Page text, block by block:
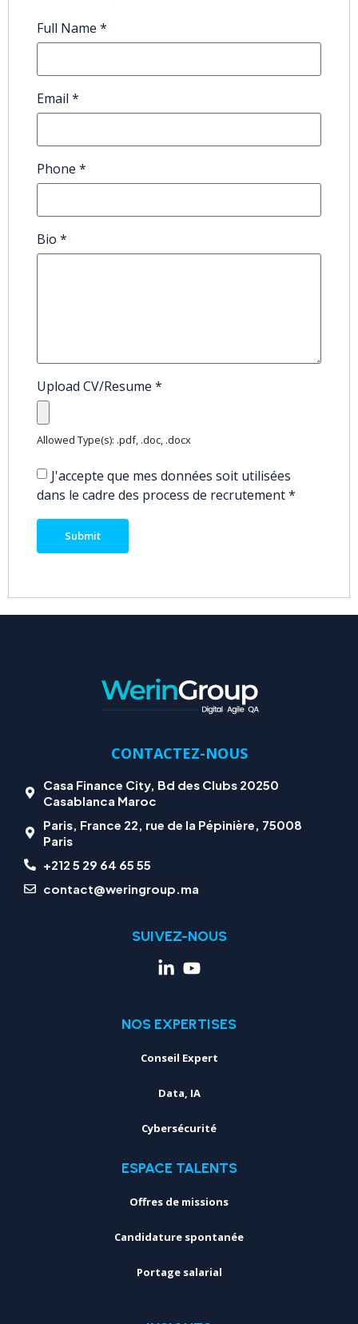
Full Name *
Email *
Phone *
Bio *
Upload CV/Resume *
Allowed Type(s): .pdf, .doc, .docx
J'accepte que mes données soit utilisées
dans le cadre des process de recrutement*
CONTACTEZ-NOUS
Casa Finance City, Bd des Clubs 20250
Casablanca Maroc
Paris, France 22, rue de la Pépinière, 75008
Paris
+212 5 29 64 65 55
contact@weringroup.ma
SUIVEZ-NOUS
NOS EXPERTISES
Conseil Expert
Data, IA
Cybersécurité
ESPACE TALENTS
Offres de missions
Candidature spontanée
Portage salarial